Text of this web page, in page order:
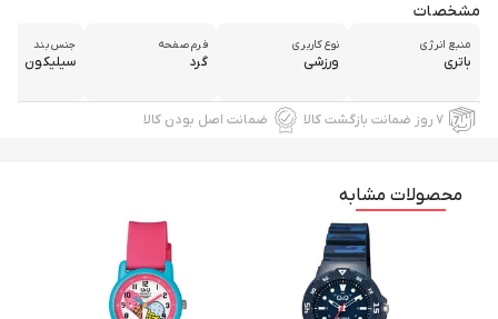
مشخصات
منبع انرژی
باتری
نوع کاربری
ورزشی
فرم صفحه
گرد
جنس بند
سیلیکون
۷ روز ضمانت بازگشت کالا ضمانت اصل بودن کالا
محصولات مشابه